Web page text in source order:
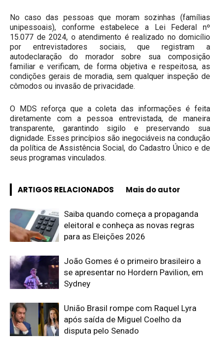
No caso das pessoas que moram sozinhas (famílias
unipessoais), conforme estabelece a Lei Federal nº
15.077 de 2024, o atendimento é realizado no domicílio
por entrevistadores sociais, que registram a
autodeclaração do morador sobre sua composição
familiar e verificam, de forma objetiva e respeitosa, as
condições gerais de moradia, sem qualquer inspeção de
cômodos ou invasão de privacidade.
O MDS reforça que a coleta das informações é feita
diretamente com a pessoa entrevistada, de maneira
transparente, garantindo sigilo e preservando sua
dignidade. Esses princípios são inegociáveis na condução
da política de Assistência Social, do Cadastro Único e de
seus programas vinculados.
ARTIGOS RELACIONADOS Mais do autor
Saiba quando começa a propaganda
eleitoral e conheça as novas regras
para as Eleições 2026
João Gomes é o primeiro brasileiro a
se apresentar no Hordern Pavilion, em
Sydney
União Brasil rompe com Raquel Lyra
após saída de Miguel Coelho da
disputa pelo Senado